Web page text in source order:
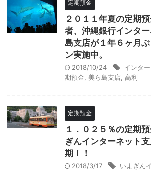
定期預金
２０１１年夏の定期
者、沖縄銀行インタ
島支店が１年６ヶ月
ン実施中。
2018/10/24 インタ
期預金
美ら島支店 高利
定期預金
１．０２５％の定期
ぎんインターネット
期！！
2018/3/17 いよぎん